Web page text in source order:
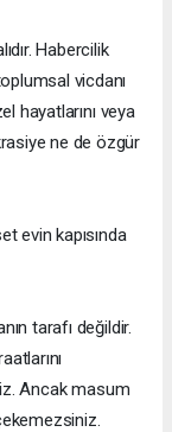
Habercilik
vicdanı
hayatlarını veya
ne de özgür
evin kapısında
tarafı değildir.
Ancak masum